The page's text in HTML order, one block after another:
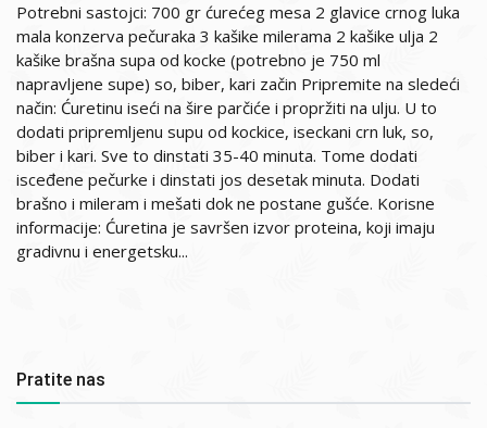
Potrebni sastojci: 700 gr ćurećeg mesa 2 glavice crnog luka
mala konzerva pečuraka 3 kašike milerama 2 kašike ulja 2
kašike brašna supa od kocke (potrebno je 750 ml
napravljene supe) so, biber, kari začin Pripremite na sledeći
način: Ćuretinu iseći na šire parčiće i propržiti na ulju. U to
dodati pripremljenu supu od kockice, iseckani crn luk, so,
biber i kari. Sve to dinstati 35-40 minuta. Tome dodati
isceđene pečurke i dinstati jos desetak minuta. Dodati
brašno i mileram i mešati dok ne postane gušće. Korisne
informacije: Ćuretina je savršen izvor proteina, koji imaju
gradivnu i energetsku...
Pratite nas